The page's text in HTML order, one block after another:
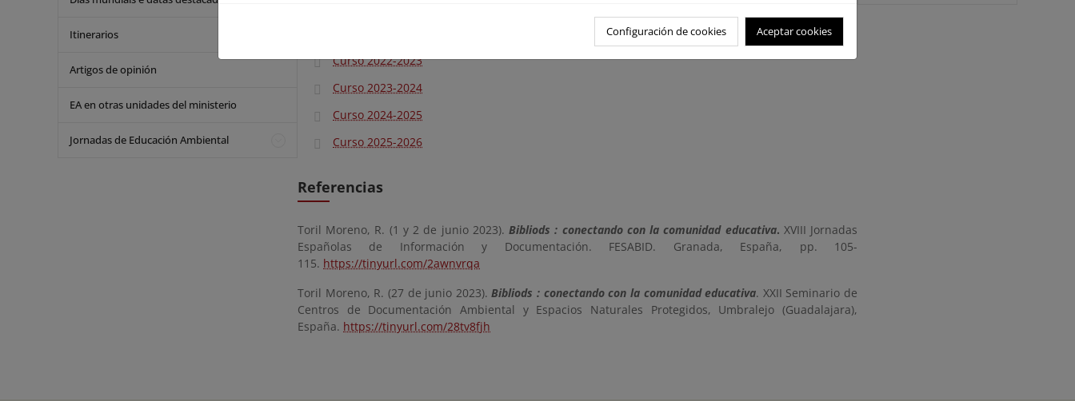
Itinerarios
Artigos de opinión
EA en otras unidades del ministerio
Jornadas de Educación Ambiental
Curso 2022-2023
Curso 2023-2024
Curso 2024-2025
Curso 2025-2026
Referencias
Toril Moreno, R. (1 y 2 de junio 2023).Bibliods : conectando con la comunidad educativa. XVIII Jornadas
Españolas de Información y Documentación. FESABID. Granada, España, pp. 105-
115. https://tinyurl.com/2awnvrqa
Toril Moreno, R. (27 de junio 2023).Bibliods : conectando con la comunidad educativa. XXII Seminario de
Centros de Documentación Ambiental y Espacios Naturales Protegidos, Umbralejo (Guadalajara),
España. https://tinyurl.com/28tv8fjh
Configuración de cookies Aceptar cookies